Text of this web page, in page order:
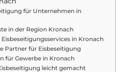
für Unternehmen in
in der Region Kronach
in Kronach
Partner für Eisbeseitigung
für Gewerbe in Kronach
leicht gemacht